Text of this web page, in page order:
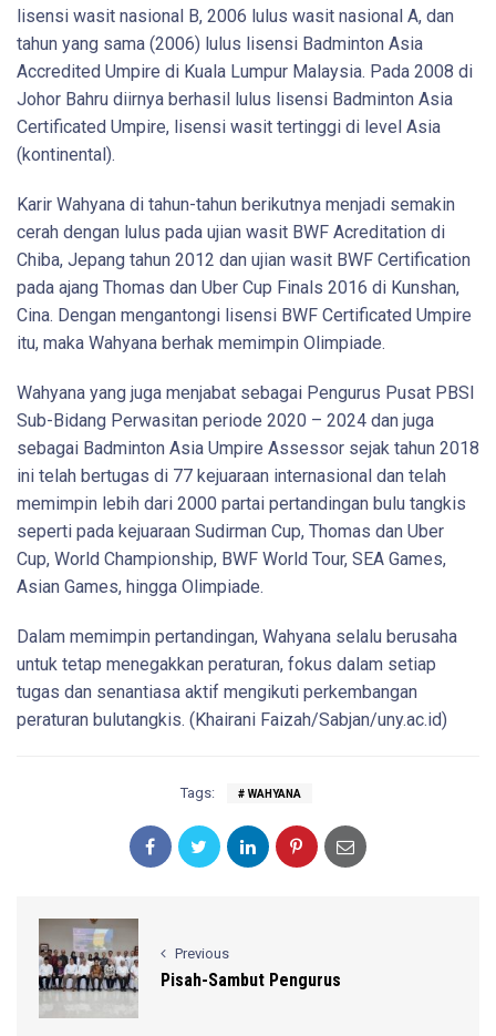
lisensi wasit nasional B, 2006 lulus wasit nasional A, dan
tahun yang sama (2006) lulus lisensi Badminton Asia
Accredited Umpire di Kuala Lumpur Malaysia. Pada 2008 di
Johor Bahru diirnya berhasil lulus lisensi Badminton Asia
Certificated Umpire, lisensi wasit tertinggi di level Asia
(kontinental).
Karir Wahyana di tahun-tahun berikutnya menjadi semakin
cerah dengan lulus pada ujian wasit BWF Acreditation di
Chiba, Jepang tahun 2012 dan ujian wasit BWF Certification
pada ajang Thomas dan Uber Cup Finals 2016 di Kunshan,
Cina. Dengan mengantongi lisensi BWF Certificated Umpire
itu, maka Wahyana berhak memimpin Olimpiade.
Wahyana yang juga menjabat sebagai Pengurus Pusat PBSI
Sub-Bidang Perwasitan periode 2020 – 2024 dan juga
sebagai Badminton Asia Umpire Assessor sejak tahun 2018
ini telah bertugas di 77 kejuaraan internasional dan telah
memimpin lebih dari 2000 partai pertandingan bulu tangkis
seperti pada kejuaraan Sudirman Cup, Thomas dan Uber
Cup, World Championship, BWF World Tour, SEA Games,
Asian Games, hingga Olimpiade.
Dalam memimpin pertandingan, Wahyana selalu berusaha
untuk tetap menegakkan peraturan, fokus dalam setiap
tugas dan senantiasa aktif mengikuti perkembangan
peraturan bulutangkis. (Khairani Faizah/Sabjan/uny.ac.id)
Tags: WAHYANA
Previous
Pisah-Sambut Pengurus